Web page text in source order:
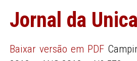
Jornal da
Baixar versão em PDF